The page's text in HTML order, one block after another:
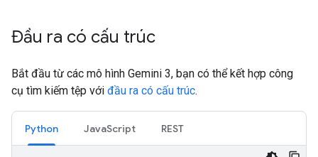
Đầu ra có cấu trúc
Bắt đầu từ các mô hình Gemini 3, bạn có thể kết hợp công
cụ tìm kiếm tệp với đầu ra có cấu trúc.
Python JavaScript REST